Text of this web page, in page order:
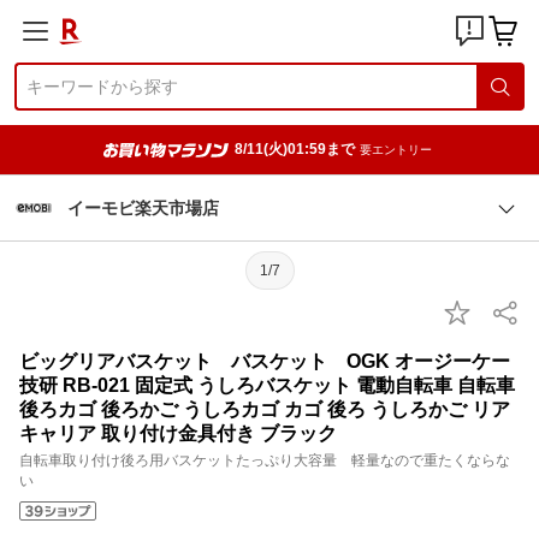
8/11(火)01:59まで 要エントリー
イーモビ楽天市場店
1/7
ビッグリアバスケット バスケット OGK オージーケー
技研 RB-021 固定式 うしろバスケット 電動自転車 自転車
後ろカゴ 後ろかご うしろカゴ カゴ 後ろ うしろかご リア
キャリア 取り付け金具付き ブラック
自転車取り付け後ろ用バスケットたっぷり大容量 軽量なので重たくならな
い